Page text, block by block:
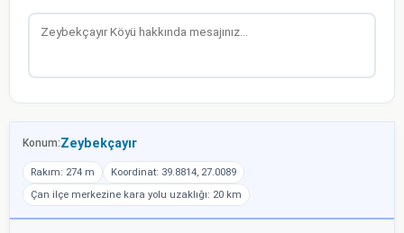
Konum:Zeybekçayır
Rakım: 274 m
Koordinat: 39.8814, 27.0089
Çan ilçe merkezine kara yolu uzaklığı: 20 km